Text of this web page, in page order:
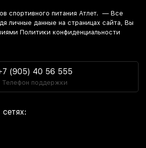
спортивного питания Атлет. — Все
личные данные на страницах сайта, Вы
Политики конфиденциальности
(905) 40 56 555
Телефон поддержки